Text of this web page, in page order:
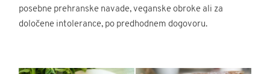
posebne prehranske navade, veganske obroke ali za
določene intolerance, po predhodnem dogovoru.